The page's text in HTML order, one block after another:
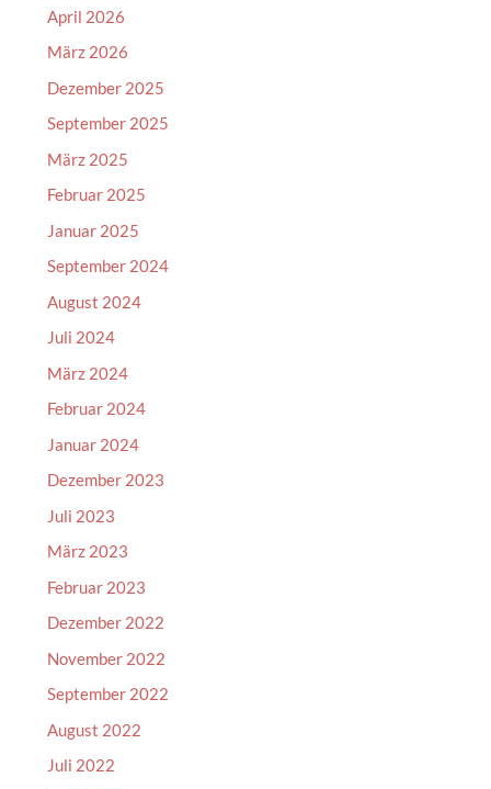
April 2026
März 2026
Dezember 2025
September 2025
März 2025
Februar 2025
Januar 2025
September 2024
August 2024
Juli 2024
März 2024
Februar 2024
Januar 2024
Dezember 2023
Juli 2023
März 2023
Februar 2023
Dezember 2022
November 2022
September 2022
August 2022
Juli 2022